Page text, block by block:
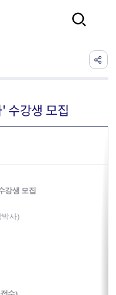
수강생 모집
강생 모집
사)